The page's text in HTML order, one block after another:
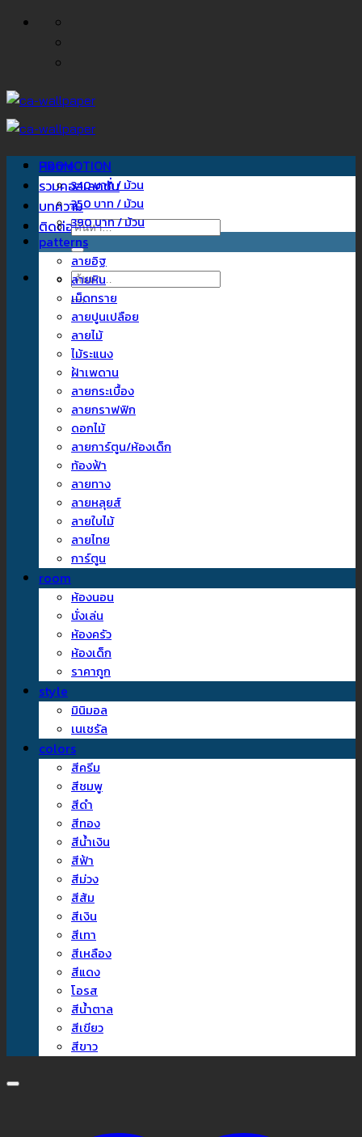
ข้าม
Home
รวมคอลเลคชั่น
บทความ
ติดต่อเรา
ค้นหา:
ค้นหา:
PROMOTION
340 บาท / ม้วน
350 บาท / ม้วน
390 บาท / ม้วน
patterns
ลายอิฐ
ลายหิน
เม็ดทราย
ลายปูนเปลือย
ลายไม้
ไม้ระแนง
ฝ้าเพดาน
ลายกระเบื้อง
ลายกราฟฟิก
ดอกไม้
ลายการ์ตูน/ห้องเด็ก
ท้องฟ้า
ลายทาง
ลายหลุยส์
ลายใบไม้
ลายไทย
การ์ตูน
room
ห้องนอน
นั่งเล่น
ห้องครัว
ห้องเด็ก
ราคาถูก
style
มินิมอล
เนเชรัล
colors
สีครีม
สีชมพู
สีดำ
สีทอง
สีน้ำเงิน
สีฟ้า
สีม่วง
สีส้ม
สีเงิน
สีเทา
สีเหลือง
สีแดง
โอรส
สีน้ำตาล
สีเขียว
สีขาว